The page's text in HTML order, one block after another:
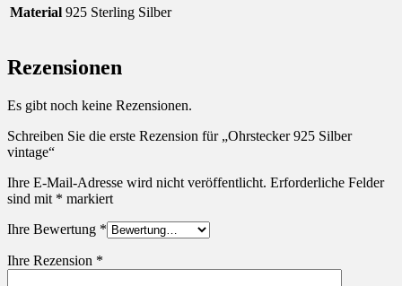
Material 925 Sterling Silber
Rezensionen
Es gibt noch keine Rezensionen.
Schreiben Sie die erste Rezension für „Ohrstecker 925 Silber
vintage“
Ihre E-Mail-Adresse wird nicht veröffentlicht. Erforderliche Felder
sind mit * markiert
Ihre Bewertung *
Ihre Rezension *